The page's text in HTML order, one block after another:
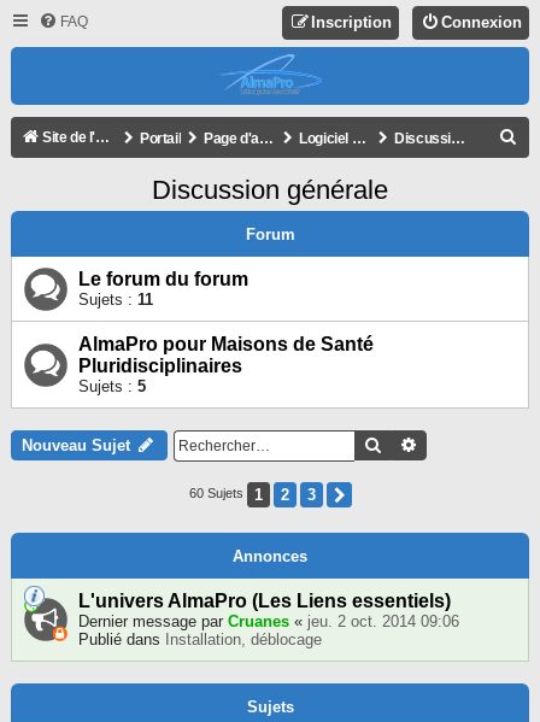
FAQ Connexion
Inscription
Site de l'association Portail Page d'accueil du forum Logiciel AlmaPro Discussion générale
E
C
Discussion générale
Forum
Le forum du forum
Sujets : 11
AlmaPro pour Maisons de Santé
Pluridisciplinaires
Sujets : 5
Nouveau Sujet Rechercher
60 Sujets 1 2 3
Annonces
L'univers AlmaPro (Les Liens essentiels)
Dernier message par Cruanes « jeu. 2 oct. 2014 09:06
Publié dans
Installation, déblocage
Sujets